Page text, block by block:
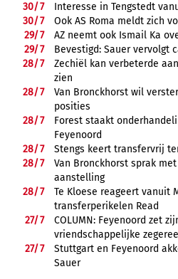
30/7
Interesse in Tengstedt
30/7
Ook AS Roma meldt zich
29/7
AZ neemt ook Ismail Ka
29/7
Bevestigd: Sauer vervolgt
28/7
Zechiël kan verbeterde
zien
28/7
Van Bronckhorst wil
posities
28/7
Forest staakt
Feyenoord
28/7
Stengs keert transfervrij
28/7
Van Bronckhorst sprak
aanstelling
28/7
Te Kloese reageert vanuit
transferperikelen Read
27/7
COLUMN: Feyenoord zet
vriendschappelijke
27/7
Stuttgart en Feyenoord
Sauer